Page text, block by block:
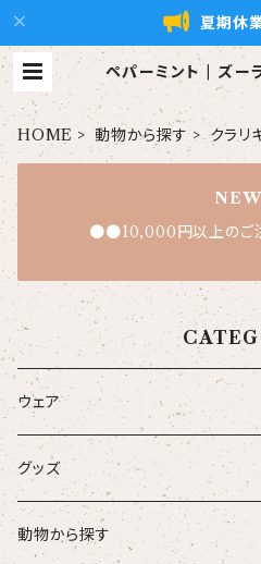
夏期休
ペパーミント | ズー
ZBt】公式
HOME 動物から探す クラリ
●●10,000円以上のご
ウェア
大人
こども
グッズ
タオル・ハンカチ
動物から探す